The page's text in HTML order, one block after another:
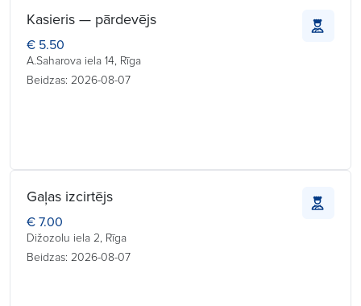
Kasieris — pārdevējs
€ 5.50
A.Saharova iela 14, Rīga
Beidzas: 2026-08-07
Gaļas izcirtējs
€ 7.00
Dižozolu iela 2, Rīga
Beidzas: 2026-08-07